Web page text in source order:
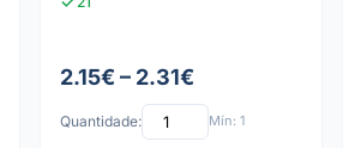
2.15€ – 2.31€
Quantidade: Mín: 1